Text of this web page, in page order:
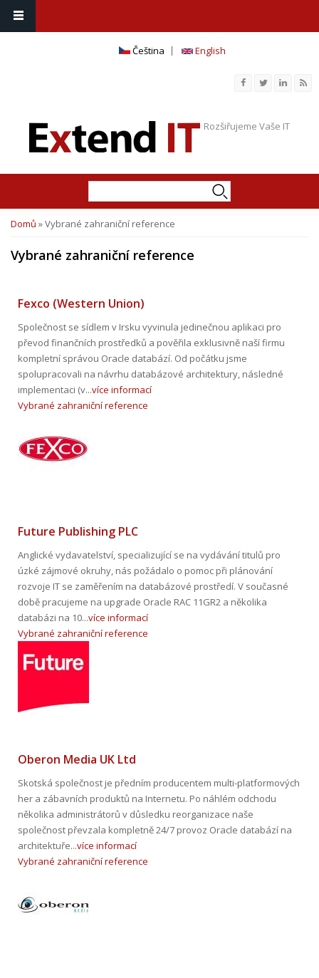
Čeština English
Rozšiřujeme Vaše IT
Jste zde
Domů » Vybrané zahraniční reference
Vybrané zahraniční reference
Fexco (Western Union)
Společnost se sídlem v Irsku vyvinula jedinečnou aplikaci pro
převod finančních prostředků a pověřila exklusivně naší firmu
kompletní správou Oracle databází. Od počátku jsme
spolupracovali na návrhu databázové architektury, následné
implementaci (v...více informací
Vybrané zahraniční reference
Future Publishing PLC
Anglické vydavatelství, specializující se na vydávání titulů pro
úzké zájmové okruhy, nás požádalo o pomoc při plánování
rozvoje IT se zaměřením na databázové prostředí. V současné
době pracujeme na upgrade Oracle RAC 11GR2 a několika
databázi na 10...více informací
Vybrané zahraniční reference
Oberon Media UK Ltd
Skotská společnost je předním producentem multi-platformových
her a zábavních produktů na Internetu. Po náhlém odchodu
několika administrátorů v důsledku reorganizace naše
společnost převzala kompletně 24/7 provoz Oracle databází na
architektuře...více informací
Vybrané zahraniční reference